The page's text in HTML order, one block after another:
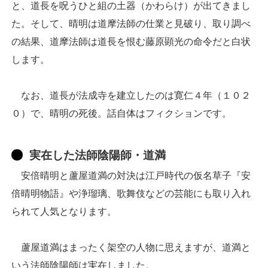
と、道長を呪うひと組の土器（かわらけ）が出てきまし
た。そして、晴明は道摩法師の仕業と見破り、取り調べ
の結果、道摩法師は道長を恨む藤原顕光の命令だと白状
します。
なお、道長が法成寺を建立したのは寛仁４年（１０２
０）で、晴明の死後。話自体はフィクションです。
実在した法師陰陽師・道満
安倍晴明と蘆屋道満の対決は江戸時代の仮名草子『安
倍晴明物語』や浄瑠璃、歌舞伎などの芸能にも取り入れ
られて人気となります。
蘆屋道満はまったく架空の人物に思えますが、道満と
いう法師陰陽師は実在しました。